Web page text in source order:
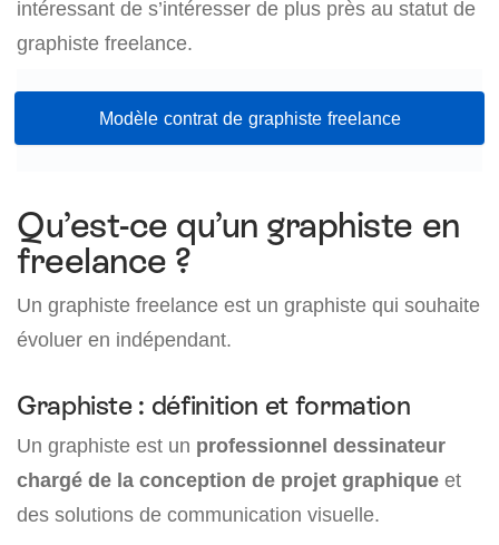
intéressant de s’intéresser de plus près au statut de
graphiste freelance.
Modèle contrat de graphiste freelance
Qu’est-ce qu’un graphiste en
freelance ?
Un graphiste freelance est un graphiste qui souhaite
évoluer en indépendant.
Graphiste : définition et formation
Un graphiste est un professionnel dessinateur
chargé de la conception de projet graphique et
des solutions de communication visuelle.